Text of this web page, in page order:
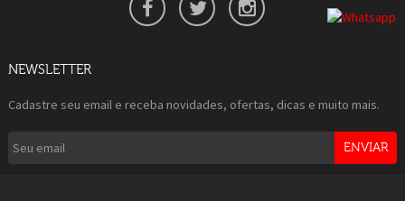
NEWSLETTER
Cadastre seu email e receba novidades, ofertas, dicas e muito mais.
ENVIAR